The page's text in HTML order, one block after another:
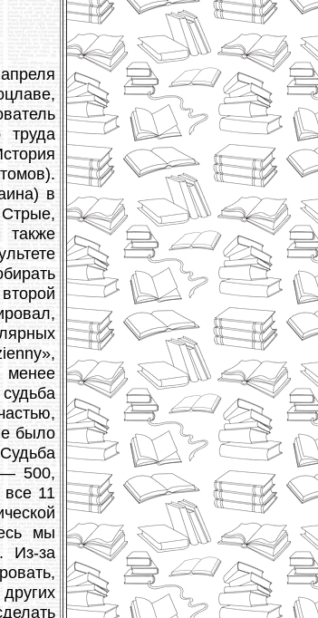
труда
в
также
менее
было
— 500,
11
мы
Из-за